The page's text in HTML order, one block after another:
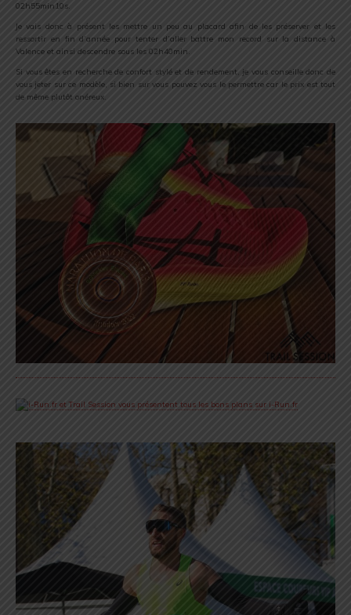
02h55min10s.
Je vais donc à présent les mettre un peu au placard afin de les préserver et les
ressortir en fin d’année pour tenter d’aller battre mon record sur la distance à
Valence et ainsi descendre sous les 02h40min.
Si vous êtes en recherche de confort stylé et de rendement, je vous conseille donc de
vous jeter sur ce modèle, si bien sur vous pouvez vous le permettre car le prix est tout
de même plutôt onéreux.